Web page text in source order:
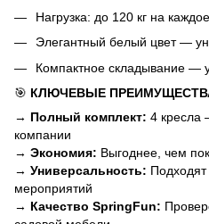
Нагрузка: до 120 кг на
Элегантный белый цвет —
Компактное складывание —
🎯 КЛЮЧЕВЫЕ
→ Полный комплект: 4 кресла
компании
→ Экономия: Выгоднее, чем
→ Универсальность:
мероприятий
→ Качество SpringFun: